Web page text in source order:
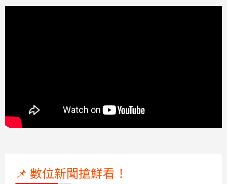
📌 數位新聞搶鮮看！